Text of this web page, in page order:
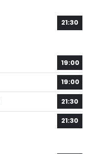
21:30
19:00
19:00
21:30
21:30